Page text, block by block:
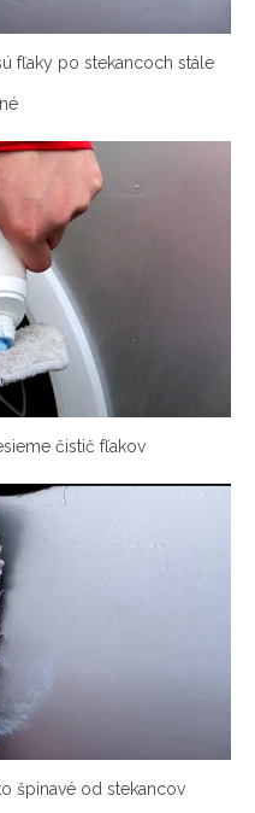
fľaky po stekancoch stále
čistič fľakov
špinavé od stekancov